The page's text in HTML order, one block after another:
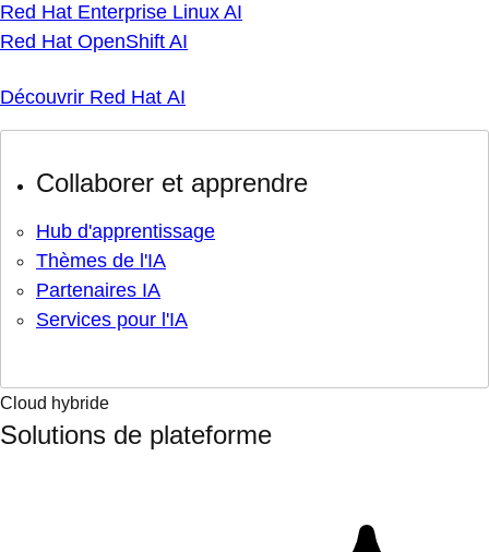
Red Hat Enterprise Linux AI
Red Hat OpenShift AI
Découvrir Red Hat AI
Collaborer et apprendre
Hub d'apprentissage
Thèmes de l'IA
Partenaires IA
Services pour l'IA
Cloud hybride
Solutions de plateforme